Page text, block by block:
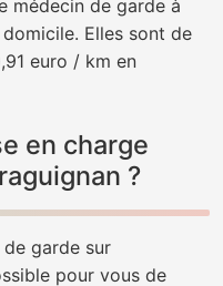
médecin de garde à
Elles sont de
euro / km en
en charge
?
garde sur
pour vous de